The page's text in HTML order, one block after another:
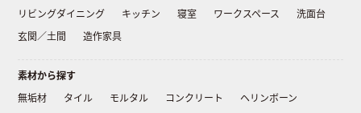
リビングダイニング
キッチン 寝室 ワークスペース
洗面台
玄関／土間
造作家具
素材から探す
無垢材
タイル モルタル コンクリート
ヘリンボーン